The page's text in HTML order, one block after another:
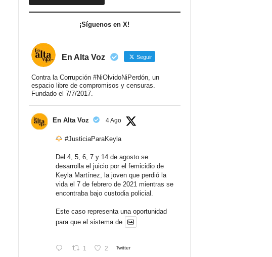
¡Síguenos en X!
En Alta Voz Seguir
Contra la Corrupción #NiOlvidoNiPerdón, un
espacio libre de compromisos y censuras.
Fundado el 7/7/2017.
En Alta Voz 4 Ago
#JusticiaParaKeyla
Del 4, 5, 6, 7 y 14 de agosto se
desarrolla el juicio por el femicidio de
Keyla Martínez, la joven que perdió la
vida el 7 de febrero de 2021 mientras se
encontraba bajo custodia policial.
Este caso representa una oportunidad
para que el sistema de
1 2 Twitter